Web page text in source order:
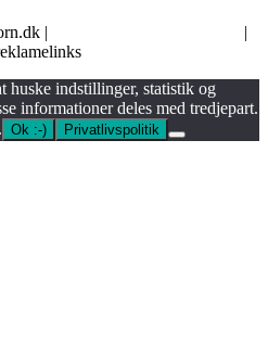
|
|
huske indstillinger, statistik og
informationer deles med tredjepart.
Ok :-) Privatlivspolitik